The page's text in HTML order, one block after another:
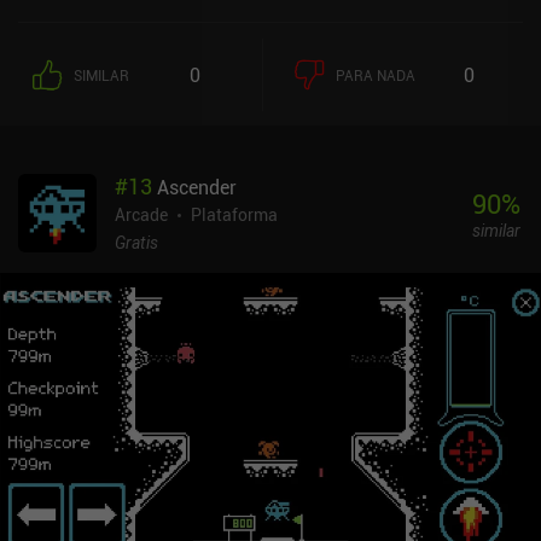
SIMILAR 0 PARA NADA 0
#13 Ascender
Arcade
Plataforma
Gratis
90%
similar